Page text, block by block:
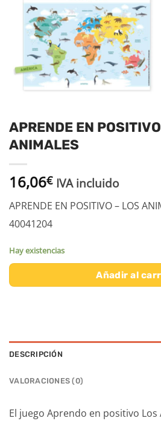
APRENDE EN
ANIMALES
16,06€ IVA incluido
APRENDE EN POSITIVO – LOS
40041204
Hay existencias
Añadir al
DESCRIPCIÓN
VALORACIONES (0)
El juego Aprendo en positivo